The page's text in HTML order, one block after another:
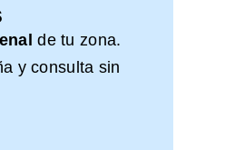
de tu zona.
y consulta sin